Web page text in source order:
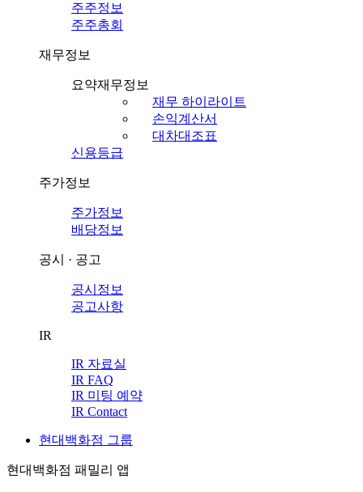
주주정보
주주총회
재무정보
요약재무정보
재무 하이라이트
손익계산서
대차대조표
신용등급
주가정보
주가정보
배당정보
공시 · 공고
공시정보
공고사항
IR
IR 자료실
IR FAQ
IR 미팅 예약
IR Contact
현대백화점 그룹
현대백화점 패밀리 앱